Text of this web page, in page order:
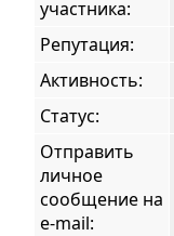
участника:
Репутация:
Активность:
Статус:
Отправить
личное
сообщение на
e-mail: